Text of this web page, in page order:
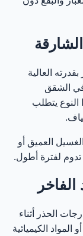
العالية
في الشقق
النوع يتطلب
العميق أو
تدوم لفترة أطول.
الحذر أثناء
المواد الكيميائية